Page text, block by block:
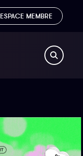
ESPACE MEMBRE